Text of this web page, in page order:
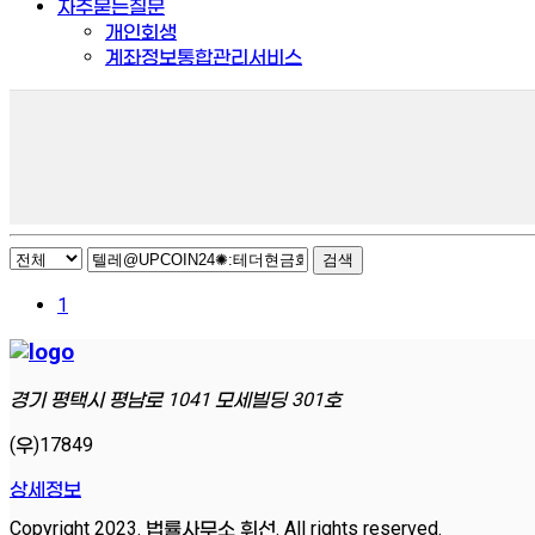
자주묻는질문
개인회생
계좌정보통합관리서비스
검색
1
경기 평택시 평남로 1041 모세빌딩 301호
(우)17849
상세정보
Copyright 2023. 법률사무소 휘선. All rights reserved.